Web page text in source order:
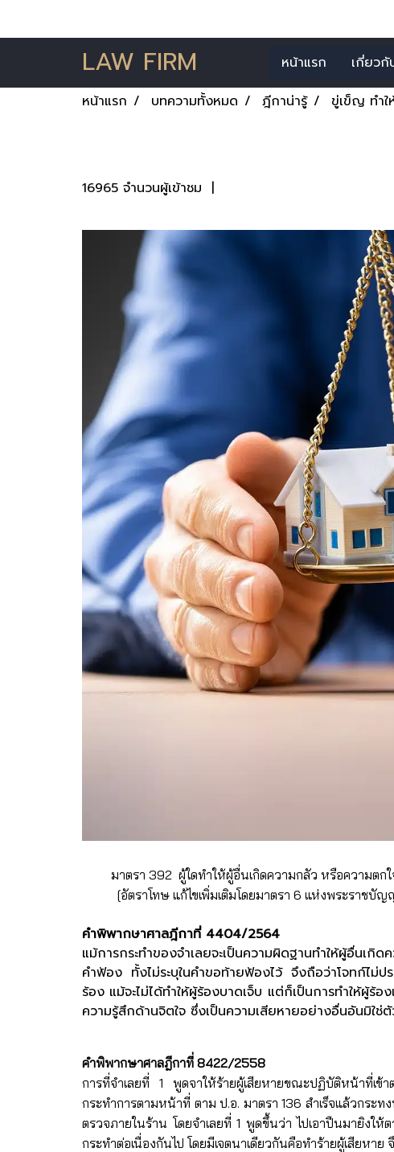
LAW FIRM หน้าแรก เกี่ยวกั
หน้าแรก
บทความทั้งหมด ฎีกาน่ารู้ ขู่เข็ญ ทำ
16965 จำนวนผู้เข้าชม |
มาตรา 392 ผู้ใดทำให้ผู้อื่นเกิดความกลัว หรือความตกใ
[อัตราโทษ แก้ไขเพิ่มเติมโดยมาตรา 6 แห่งพระราชบัญ
คำพิพากษาศาลฎีกาที่ 4404/2564
แม้การกระทำของจำเลยจะเป็นความผิดฐานทำให้ผู้อื่นเ
คำฟ้อง ทั้งไม่ระบุในคำขอท้ายฟ้องไว้ จึงถือว่าโจทก์ไม่ป
ร้อง แม้จะไม่ได้ทำให้ผู้ร้องบาดเจ็บ แต่ก็เป็นการทำให้ผู้ร้
ความรู้สึกด้านจิตใจ ซึ่งเป็นความเสียหายอย่างอื่นอันมิใ
คำพิพากษาศาลฎีกาที่ 8422/2558
การที่จำเลยที่ 1 พูดจาให้ร้ายผู้เสียหายขณะปฏิบัติหน้าที่เข้
กระทำการตามหน้าที่ ตาม ป.อ. มาตรา 136 สำเร็จแล้วกระท
ตรวจภายในร้าน โดยจำเลยที่ 1 พูดขึ้นว่า ไปเอาปืนมายิงให้
กระทำต่อเนื่องกันไป โดยมีเจตนาเดียวกันคือทำร้ายผู้เสียหา